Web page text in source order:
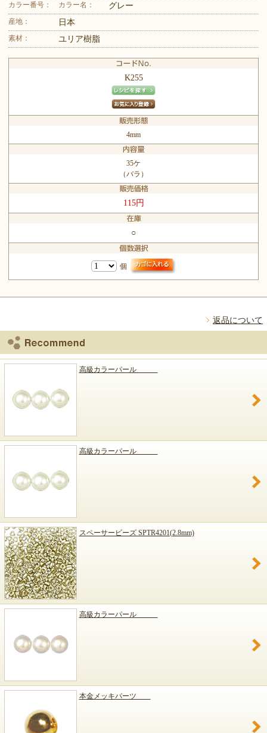
カラー番号： カラー名： グレー
産地： 日本
素材： ユリア樹脂
K255
4mm
35ケ
（バラ）
115円
○
個
返品について
高級カラーパール
高級カラーパール
スペーサービーズ SPTR4201(2.8mm)
高級カラーパール
本金メッキパーツ